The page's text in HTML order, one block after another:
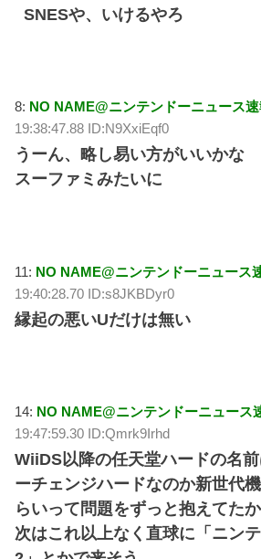
SNESや、いけるやろ
8: NO NAME@ニンテンドーニュース速
19:38:47.88 ID:N9XxiEqf0
うーん、略し易い方がいいかな
スーファミみたいに
11: NO NAME@ニンテンドーニュース
19:40:28.70 ID:s8JKBDyr0
縁起の悪いUだけは無い
14: NO NAME@ニンテンドーニュース
19:47:59.30 ID:Qmrk9Irhd
WiiDS以降の任天堂ハードの名
ーチェンジハードなのか新世代
らいって問題をずっと抱えてた
次はこれ以上なく直球に「ニン